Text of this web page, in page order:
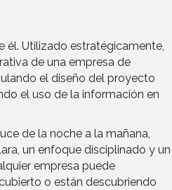
él. Utilizado estratégicamente,
de una empresa de
el diseño del proyecto
el uso de la información en
de la noche a la mañana,
un enfoque disciplinado y un
empresa puede
o están descubriendo